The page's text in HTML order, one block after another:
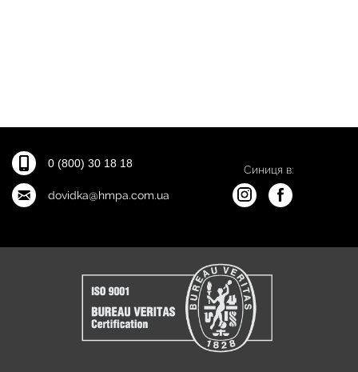
0 (800) 30 18 18
dovidka@hmpa.com.ua
Синиця в: